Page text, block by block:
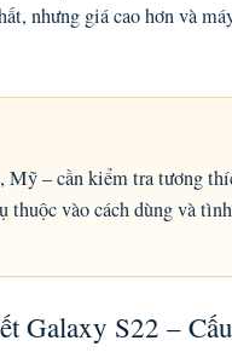
nhưng giá cao hơn và
Mỹ – cần kiểm tra tương
vào cách dùng và
Galaxy S22 –